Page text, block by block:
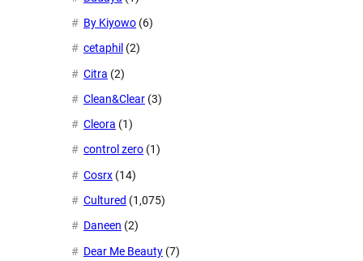
By Kiyowo (6)
cetaphil (2)
Citra (2)
Clean&Clear (3)
Cleora (1)
control zero (1)
Cosrx (14)
Cultured (1,075)
Daneen (2)
Dear Me Beauty (7)